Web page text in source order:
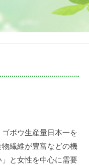
ボウ生産量日本一を
繊維が豊富などの機
と女性を中心に需要